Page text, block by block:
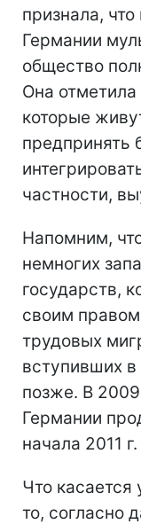
признала,
Германии
общество
Она
которые
предпринять
частности,
Напомним,
немногих
государств,
своим
трудовых
вступивших в
позже. В
Германии
начала 2011 г.
Что касается
то, согласно